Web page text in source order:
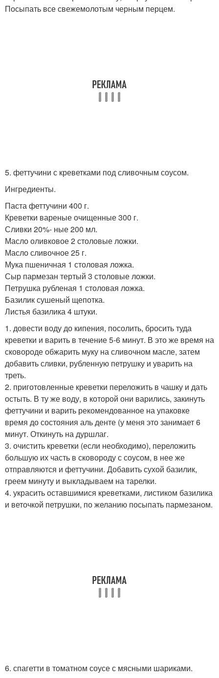
Посыпать все свежемолотым черным перцем.
5. феттучини с креветками под сливочным соусом.
Ингредиенты.
Паста феттучини 400 г.
Креветки вареные очищенные 300 г.
Сливки 20%- ные 200 мл.
Масло оливковое 2 столовые ложки.
Масло сливочное 25 г.
Мука пшеничная 1 столовая ложка.
Сыр пармезан тертый 3 столовые ложки.
Петрушка рубленая 1 столовая ложка.
Базилик сушеный щепотка.
Листья базилика 4 штуки.
1. довести воду до кипения, посолить, бросить туда
креветки и варить в течение 5-6 минут. В это же время на
сковороде обжарить муку на сливочном масле, затем
добавить сливки, рубленную петрушку и уварить на
треть.
2. приготовленные креветки переложить в чашку и дать
остыть. В ту же воду, в которой они варились, закинуть
феттучини и варить рекомендованное на упаковке
время до состояния аль денте (у меня это занимает 6
минут. Откинуть на дуршлаг.
3. очистить креветки (если необходимо), переложить
большую их часть в сковороду с соусом, в нее же
отправляются и феттучини. Добавить сухой базилик,
греем минуту и выкладываем на тарелки.
4. украсить оставшимися креветками, листиком базилика
и веточкой петрушки, по желанию посыпать пармезаном.
6. спагетти в томатном соусе с мясными шариками.